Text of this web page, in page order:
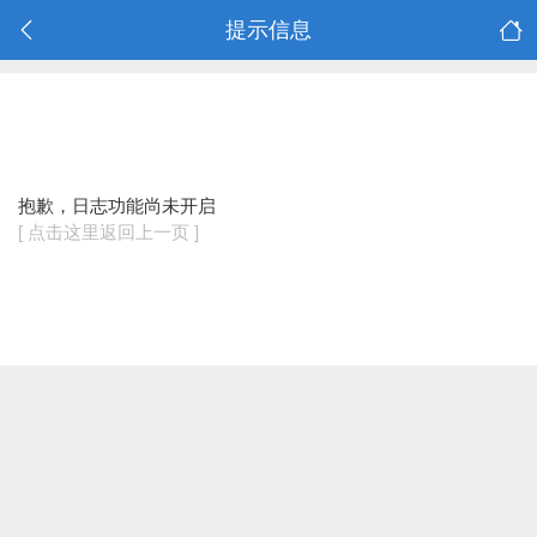
提示信息
抱歉，日志功能尚未开启
[ 点击这里返回上一页 ]